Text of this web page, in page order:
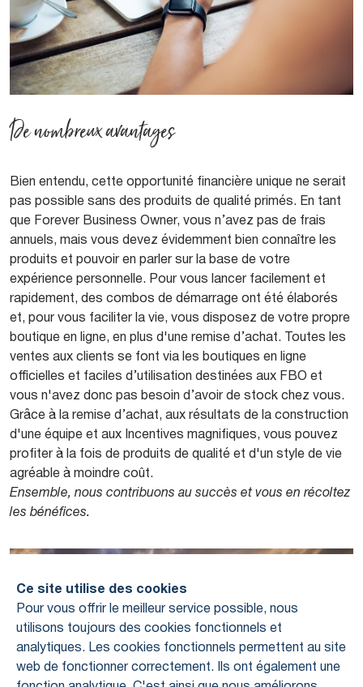
Ce site utilise des cookies
Pour vous offrir le meilleur service possible, nous
utilisons toujours des cookies fonctionnels et
analytiques. Les cookies fonctionnels permettent au site
web de fonctionner correctement. Ils ont également une
De nombreux avantages
Bien entendu, cette opportunité financière unique ne serait
pas possible sans des produits de qualité primés. En tant
que Forever Business Owner, vous n’avez pas de frais
annuels, mais vous devez évidemment bien connaître les
produits et pouvoir en parler sur la base de votre
expérience personnelle. Pour vous lancer facilement et
rapidement, des combos de démarrage ont été élaborés
et, pour vous faciliter la vie, vous disposez de votre propre
boutique en ligne, en plus d'une remise d’achat. Toutes les
ventes aux clients se font via les boutiques en ligne
officielles et faciles d’utilisation destinées aux FBO et
vous n'avez donc pas besoin d’avoir de stock chez vous.
Grâce à la remise d’achat, aux résultats de la construction
d'une équipe et aux Incentives magnifiques, vous pouvez
profiter à la fois de produits de qualité et d'un style de vie
agréable à moindre coût.
Ensemble, nous contribuons au succès et vous en récoltez
les bénéfices.